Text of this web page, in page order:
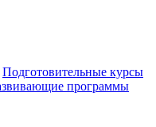
Подготовительные курсы
программы